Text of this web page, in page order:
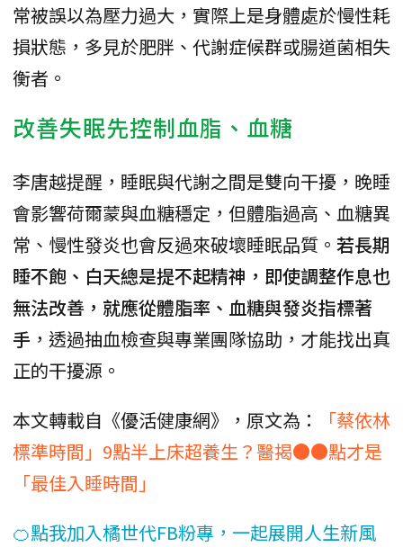
常被誤以為壓力過大，實際上是身體處於慢性耗
損狀態，多見於肥胖、代謝症候群或腸道菌相失
衡者。
改善失眠先控制血脂、血糖
李唐越提醒，睡眠與代謝之間是雙向干擾，晚睡
會影響荷爾蒙與血糖穩定，但體脂過高、血糖異
常、慢性發炎也會反過來破壞睡眠品質。 若長期
睡不飽、白天總是提不起精神，即使調整作息也
無法改善，就應從體脂率、血糖與發炎指標著
手 ，透過抽血檢查與專業團隊協助，才能找出真
正的干擾源。
本文轉載自《優活健康網》，原文為：
「蔡依林
標準時間」9點半上床超養生？醫揭●●點才是
「最佳入睡時間」
🍊點我加入橘世代FB粉專，一起展開人生新風